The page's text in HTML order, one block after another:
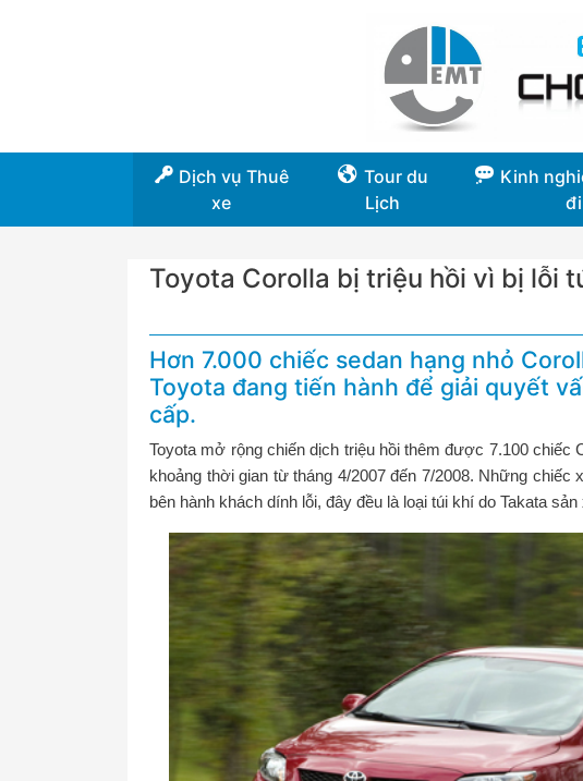
Dịch vụ Thuê
xe
Tour du
Lịch
Kinh
đi
Toyota Corolla bị triệu hồi vì bị lỗi
Hơn 7.000 chiếc sedan hạng nhỏ
Toyota đang tiến hành để giải quyết
cấp.
Toyota mở rộng chiến dịch triệu hồi thêm được 7.100
khoảng thời gian từ tháng 4/2007 đến 7/2008. Những chiếc
bên hành khách dính lỗi, đây đều là loại túi khí do Takata sản